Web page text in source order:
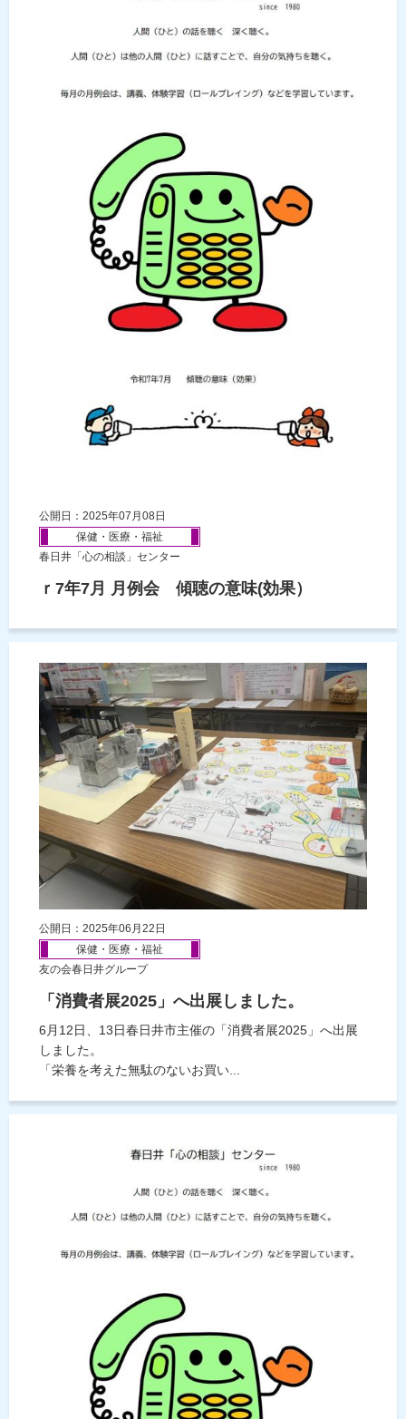
公開日：2025年07月08日
保健・医療・福祉
春日井「心の相談」センター
ｒ7年7月 月例会 傾聴の意味(効果）
公開日：2025年06月22日
保健・医療・福祉
友の会春日井グループ
「消費者展2025」へ出展しました。
6月12日、13日春日井市主催の「消費者展2025」へ出展
しました。
「栄養を考えた無駄のないお買い...